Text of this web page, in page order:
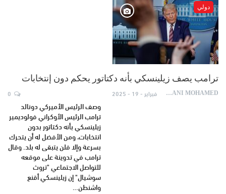
دولي
ترامب يصف زيلينسكي بأنه دكتاتور يحكم دون إنتخابات
AYDANI MOHAMED فبراير - 19 - 2025
وصف الرئيس الأميركي دونالد
ترامب الرئيس الأوكراني فولوديمير
زيلينسكي بأنه دكتاتور بدون
انتخابات، ومن الأفضل له أن يتحرك
بسرعة وإلا فلن يتبقى له بلد. وقال
ترامب في تدوينة على موقعه
للتواصل الاجتماعي "تروث
سوشيال" إن زيلينسكي أقنع
واشنطن…